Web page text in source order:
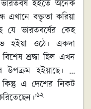
হইতে অনেক
এখানে বক্তৃতা করিয়া
যে ভারতবর্ষের কেহ
হইয়া ওঠে। একদা
শ্রদ্ধা ছিল এখন
উপক্রম হইয়াছে। …
কিন্তু এ দেশের নিকট
১২